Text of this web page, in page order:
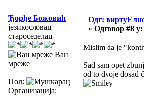
Ђорђе Божовић
језикословац
староседелац
Ван
мреже
Пол:
Организација:
Одг:
« Одговор #8 у:
Mislim da je
Sad sam opet
od to dvoje dosad